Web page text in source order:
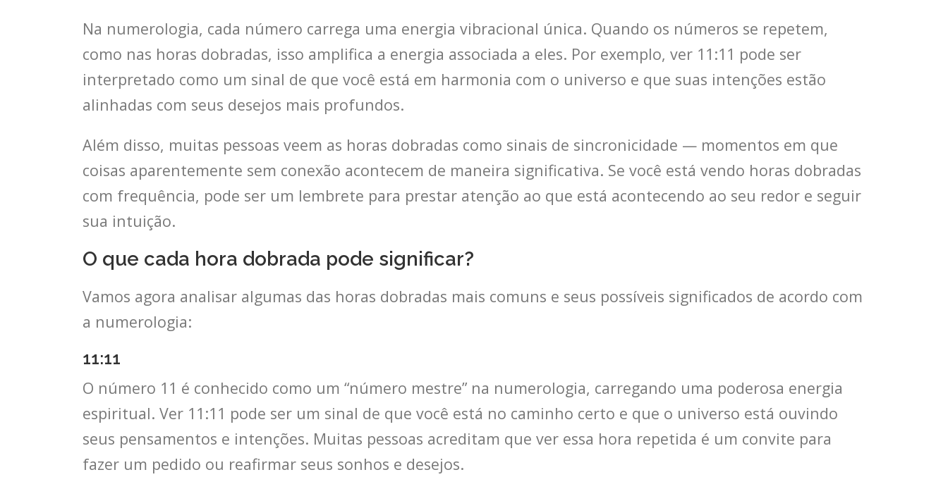
Na numerologia, cada número carrega uma energia vibracional única. Quando os números se repetem,
como nas horas dobradas, isso amplifica a energia associada a eles. Por exemplo, ver 11:11 pode ser
interpretado como um sinal de que você está em harmonia com o universo e que suas intenções estão
alinhadas com seus desejos mais profundos.
Além disso, muitas pessoas veem as horas dobradas como sinais de sincronicidade — momentos em que
coisas aparentemente sem conexão acontecem de maneira significativa. Se você está vendo horas dobradas
com frequência, pode ser um lembrete para prestar atenção ao que está acontecendo ao seu redor e seguir
sua intuição.
O que cada hora dobrada pode significar?
Vamos agora analisar algumas das horas dobradas mais comuns e seus possíveis significados de acordo com
a numerologia:
11:11
O número 11 é conhecido como um “número mestre” na numerologia, carregando uma poderosa energia
espiritual. Ver 11:11 pode ser um sinal de que você está no caminho certo e que o universo está ouvindo
seus pensamentos e intenções. Muitas pessoas acreditam que ver essa hora repetida é um convite para
fazer um pedido ou reafirmar seus sonhos e desejos.